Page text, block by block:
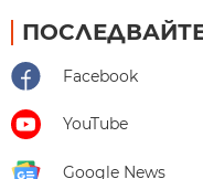
Facebook
YouTube
Google News